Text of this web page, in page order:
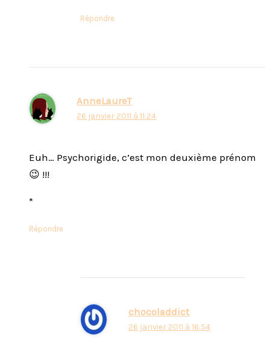
Répondre
AnneLaureT
26 janvier 2011 à 11:24
Euh… Psychorigide, c’est mon deuxième prénom
😉 !!!
*
Répondre
chocoladdict
26 janvier 2011 à 16:54